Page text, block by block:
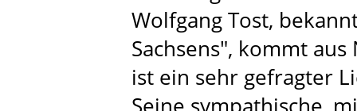
Wolfgang Tost,
Sachsens", kommt
ist ein sehr gefragter